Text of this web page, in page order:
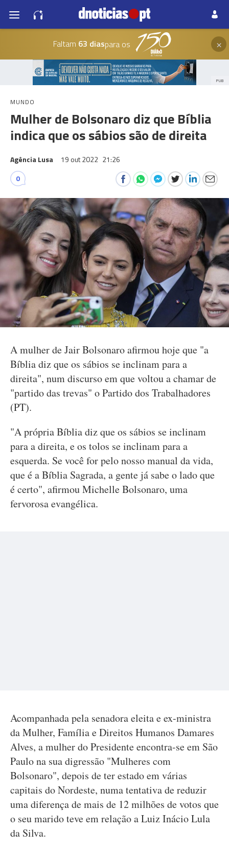
Faltam 63 diaspara os ×
PUB
MUNDO
Mulher de Bolsonaro diz que Bíblia
indica que os sábios são de direita
Agência Lusa 19 out 2022 21:26
0
A mulher de Jair Bolsonaro afirmou hoje que "a
Bíblia diz que os sábios se inclinam para a
direita", num discurso em que voltou a chamar de
"partido das trevas" o Partido dos Trabalhadores
(PT).
"A própria Bíblia diz que os sábios se inclinam
para a direita, e os tolos se inclinam para a
esquerda. Se você for pelo nosso manual da vida,
que é a Bíblia Sagrada, a gente já sabe o lado que
é certo", afirmou Michelle Bolsonaro, uma
fervorosa evangélica.
Acompanhada pela senadora eleita e ex-ministra
da Mulher, Família e Direitos Humanos Damares
Alves, a mulher do Presidente encontra-se em São
Paulo na sua digressão "Mulheres com
Bolsonaro", depois de ter estado em várias
capitais do Nordeste, numa tentativa de reduzir
uma diferença de mais de 12 milhões de votos que
o seu marido teve em relação a Luiz Inácio Lula
da Silva.